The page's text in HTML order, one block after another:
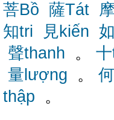
菩Bồ 薩Tát
知tri
見kiến
聲thanh 。
量lượng 。
thập 。